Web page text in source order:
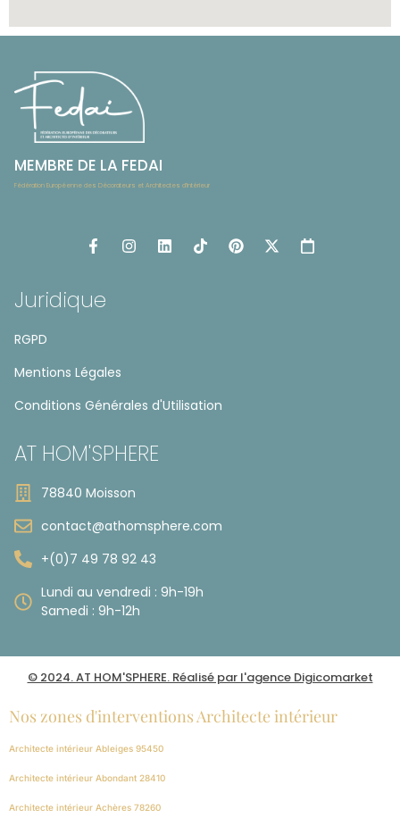
MEMBRE DE LA FEDAI
Fédération Européenne des Décorateurs et Architectes d’Intérieur
Juridique
RGPD
Mentions Légales
Conditions Générales d'Utilisation
AT HOM'SPHERE
78840 Moisson
contact@athomsphere.com
+(0)7 49 78 92 43
Lundi au vendredi : 9h-19h
Samedi : 9h-12h
© 2024. AT HOM'SPHERE. Réalisé par l'agence Digicomarket
Nos zones d'interventions Architecte intérieur
Architecte intérieur Ableiges 95450
Architecte intérieur Abondant 28410
Architecte intérieur Achères 78260